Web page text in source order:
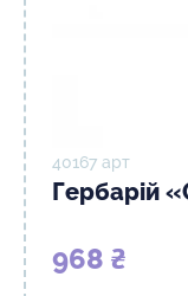
40167 арт
Гербарій
968 ₴